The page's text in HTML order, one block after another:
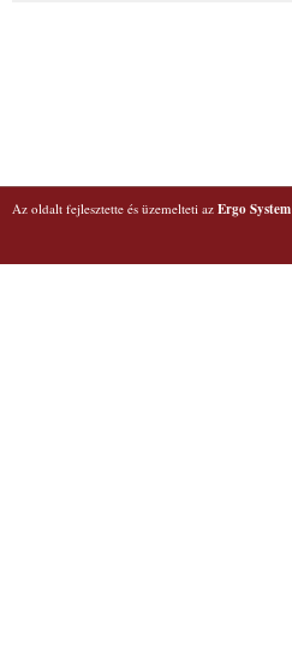
Az oldalt fejlesztette és üzemelteti az Ergo System